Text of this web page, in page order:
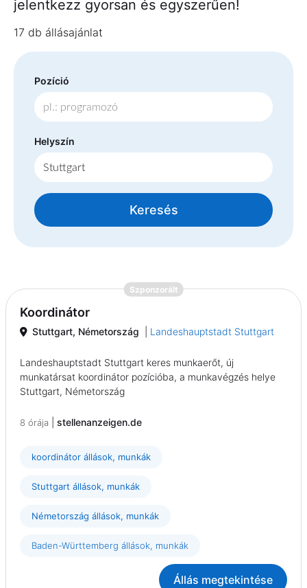
jelentkezz gyorsan és egyszerűen!
17 db állásajánlat
Pozíció
Helyszín
Keresés
Szponzorált{prompt.job}
Koordinátor
Stuttgart, Németország Landeshauptstadt Stuttgart
Landeshauptstadt Stuttgart keres munkaerőt, új
munkatársat koordinátor pozícióba, a munkavégzés helye
Stuttgart, Németország
8 órája stellenanzeigen.de
koordinátor állások, munkák
Stuttgart állások, munkák
Németország állások, munkák
Baden-Württemberg állások, munkák
Állás megtekintése